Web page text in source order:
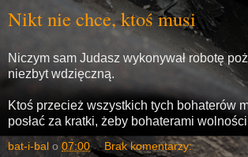
Nikt nie chce, ktoś musi
Niczym sam Judasz wykonywał robotę
niezbyt wdzięczną.
Ktoś przecież wszystkich tych bohaterów
posłać za kratki, żeby bohaterami
bat-i-bal o 07:00 Brak komentarzy: